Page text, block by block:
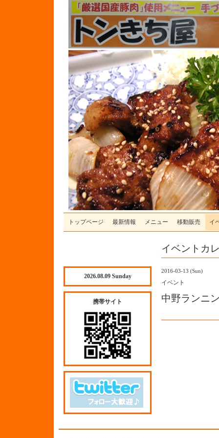
トップページ 最新情報 メニュー 移動販売 イ
イベントカ
2016-03-13 (Sun)
イベント
中野ランニ
2026.08.09 Sunday
携帯サイト